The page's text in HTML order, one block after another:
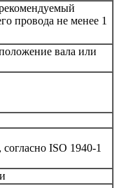
провода не менее 1
вала или
ISO 1940-1